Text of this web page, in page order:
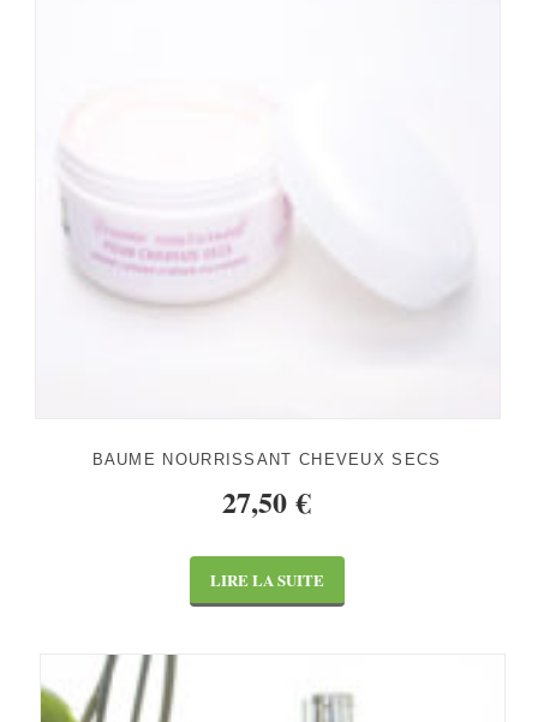
BAUME NOURRISSANT CHEVEUX SECS
27,50€
LIRE LA SUITE